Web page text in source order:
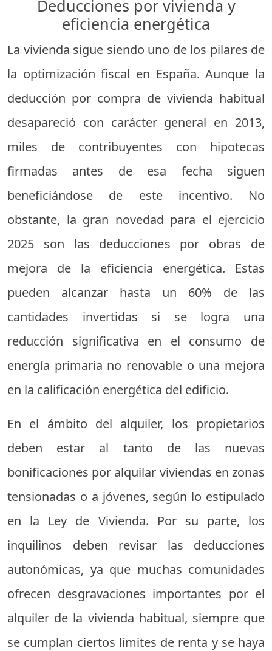
Deducciones por vivienda y
eficiencia energética
La vivienda sigue siendo uno de los pilares de
la optimización fiscal en España. Aunque la
deducción por compra de vivienda habitual
desapareció con carácter general en 2013,
miles de contribuyentes con hipotecas
firmadas antes de esa fecha siguen
beneficiándose de este incentivo. No
obstante, la gran novedad para el ejercicio
2025 son las deducciones por obras de
mejora de la eficiencia energética. Estas
pueden alcanzar hasta un 60% de las
cantidades invertidas si se logra una
reducción significativa en el consumo de
energía primaria no renovable o una mejora
en la calificación energética del edificio.
En el ámbito del alquiler, los propietarios
deben estar al tanto de las nuevas
bonificaciones por alquilar viviendas en zonas
tensionadas o a jóvenes, según lo estipulado
en la Ley de Vivienda. Por su parte, los
inquilinos deben revisar las deducciones
autonómicas, ya que muchas comunidades
ofrecen desgravaciones importantes por el
alquiler de la vivienda habitual, siempre que
se cumplan ciertos límites de renta y se haya